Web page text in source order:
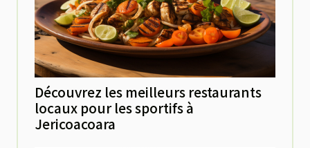
Découvrez les meilleurs restaurants
locaux pour les sportifs à
Jericoacoara